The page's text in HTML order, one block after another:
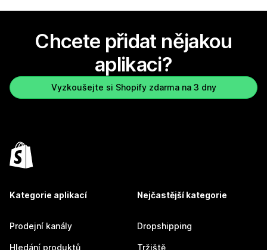
Chcete přidat nějakou
aplikaci?
Vyzkoušejte si Shopify zdarma na 3 dny
Kategorie aplikací
Prodejní kanály
Hledání produktů
Nejčastější kategorie
Dropshipping
Tržiště